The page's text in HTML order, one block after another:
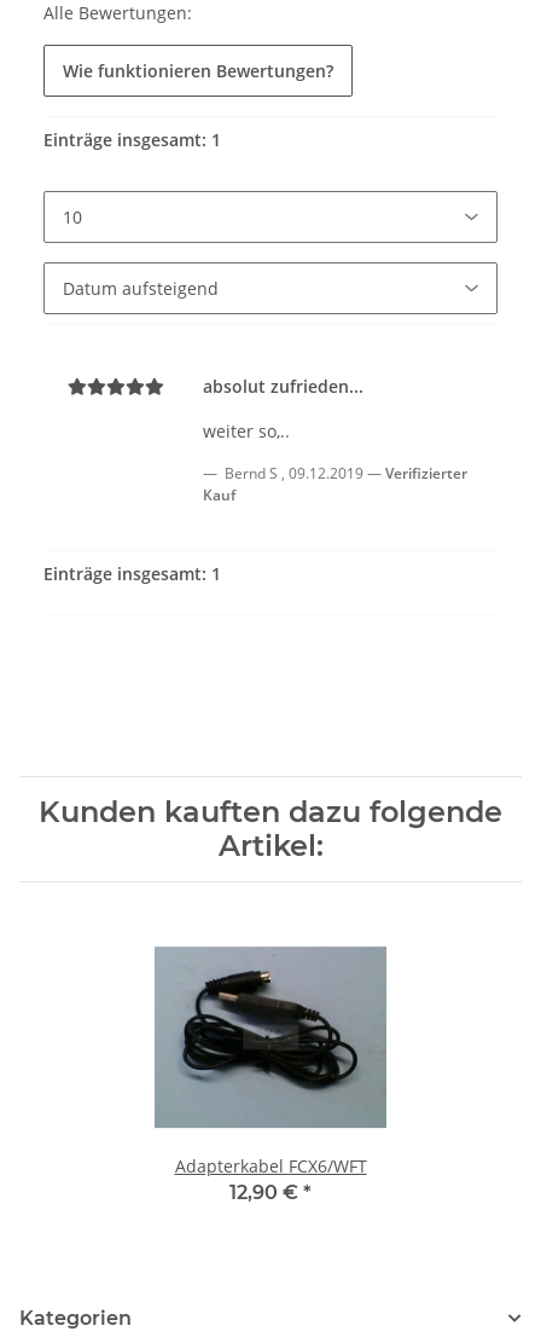
Alle Bewertungen:
Wie funktionieren Bewertungen?
Einträge insgesamt: 1
absolut zufrieden...
weiter so,..
Bernd S , 09.12.2019
Verifizierter
Kauf
Einträge insgesamt: 1
Kunden kauften dazu folgende
Artikel:
Adapterkabel FCX6/WFT
12,90 € *
Kategorien